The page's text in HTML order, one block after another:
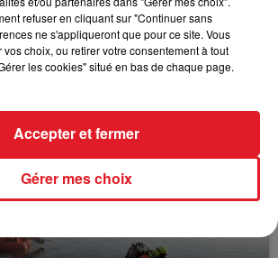
POUR HOMICIDE
éléments, le logement servait
refuser en cliquant sur "Continuer sans
ne s'appliqueront que pour ce site. Vous
choix, ou retirer votre consentement à tout
les cookies" situé en bas de chaque page.
Gérer mes choix
Accepter et fermer